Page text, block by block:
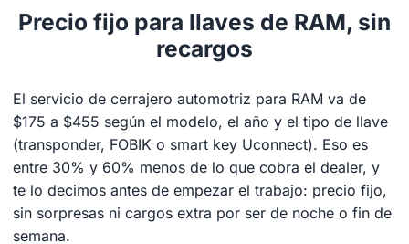
Precio fijo para llaves de RAM, sin
recargos
El servicio de cerrajero automotriz para RAM va de
$175 a $455 según el modelo, el año y el tipo de llave
(transponder, FOBIK o smart key Uconnect). Eso es
entre 30% y 60% menos de lo que cobra el dealer, y
te lo decimos antes de empezar el trabajo: precio fijo,
sin sorpresas ni cargos extra por ser de noche o fin de
semana.